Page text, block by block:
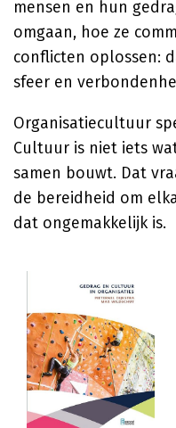
mensen en hun
omgaan, hoe ze
conflicten oplossen:
sfeer en
Organisatiecultuur
Cultuur is niet iets
samen bouwt. Dat
de bereidheid om
dat ongemakkelijk is.